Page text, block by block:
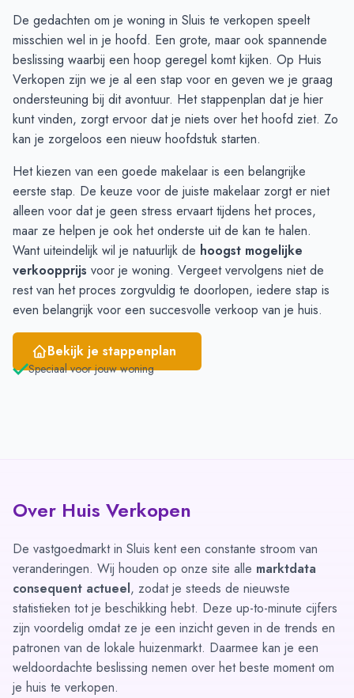
Augustus
September
13
22
Oktober
November
14
December
Januari
8
11
Februari
7
14
April
7
14
Mei
7
15
Juni
4 9
De gedachten om je woning in Sluis te verkopen speelt
misschien wel in je hoofd. Een grote, maar ook spannende
beslissing waarbij een hoop geregel komt kijken. Op Huis
Verkopen zijn we je al een stap voor en geven we je graag
ondersteuning bij dit avontuur. Hetstappenplan dat je hier
kunt vinden, zorgt ervoor dat je niets over het hoofd ziet. Zo
kan je zorgeloos een nieuw hoofdstuk starten.
Het kiezen van een goede makelaar is een belangrijke
eerste stap. De keuze voor de juiste makelaar zorgt er niet
alleen voor dat je geen stress ervaart tijdens het proces,
maar ze helpen je ook het onderste uit de kan te halen.
Want uiteindelijk wil je natuurlijk de hoogst mogelijke
verkoopprijs voor je woning. Vergeet vervolgens niet de
rest van het proces zorgvuldig te doorlopen, iedere stap is
even belangrijk voor een succesvolle verkoop van je huis.
Bekijk je stappenplan
Speciaal voor jouw woning
Over Huis Verkopen
De vastgoedmarkt in Sluis kent een constante stroom van
veranderingen. Wij houden op onze site alle marktdata
consequent actueel, zodat je steeds de nieuwste
statistieken tot je beschikking hebt. Deze up-to-minute cijfers
zijn voordelig omdat ze je een inzicht geven in de trends en
patronen van de lokale huizenmarkt. Daarmee kan je een
weldoordachte beslissing nemen over het beste moment om
je huis te verkopen.